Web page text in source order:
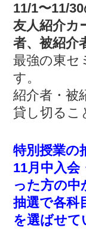
11/1〜11/
友人紹介カ
者、被紹介
最強の東セ
す。
紹介者・被
貸し切るこ
特別授業の
11月中入会
った方の中
抽選で各科
を選ばせて